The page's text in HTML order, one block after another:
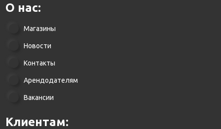
О нас:
Магазины
Новости
Контакты
Арендодателям
Вакансии
Клиентам: